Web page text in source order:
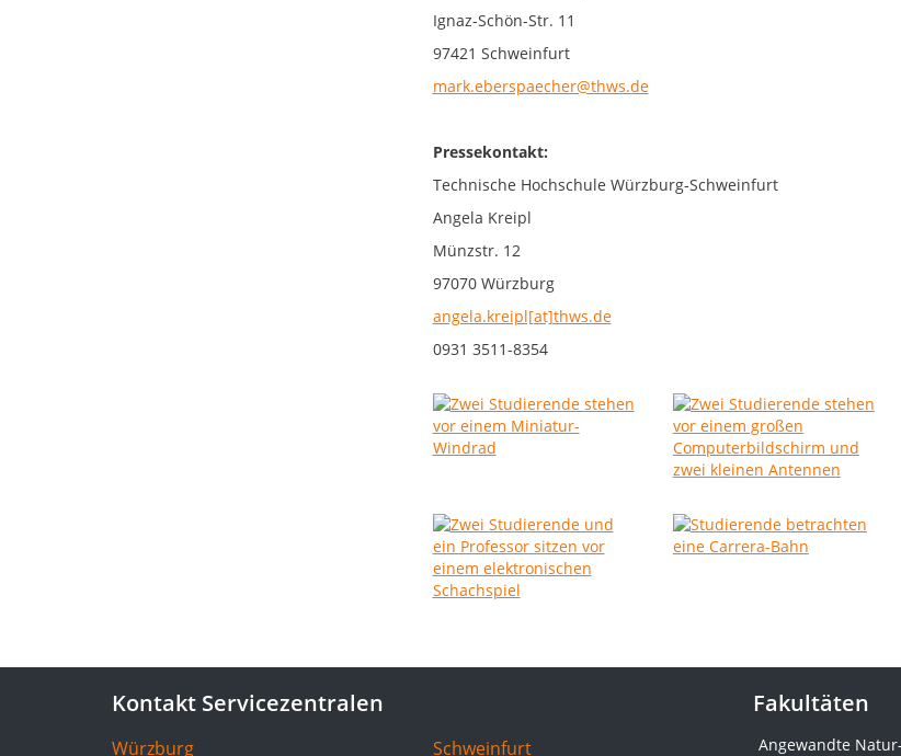
Ignaz-Schön-Str. 11
97421 Schweinfurt
mark.eberspaecher@thws.de
Pressekontakt:
Technische Hochschule Würzburg-Schweinfurt
Angela Kreipl
Münzstr. 12
97070 Würzburg
angela.kreipl[at]thws.de
0931 3511-8354
Kontakt Servicezentralen
Würzburg Schweinfurt
Fakultäten
Angewandte